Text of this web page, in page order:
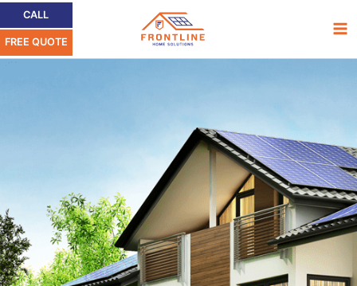
al
contenido
CALL
FREE QUOTE